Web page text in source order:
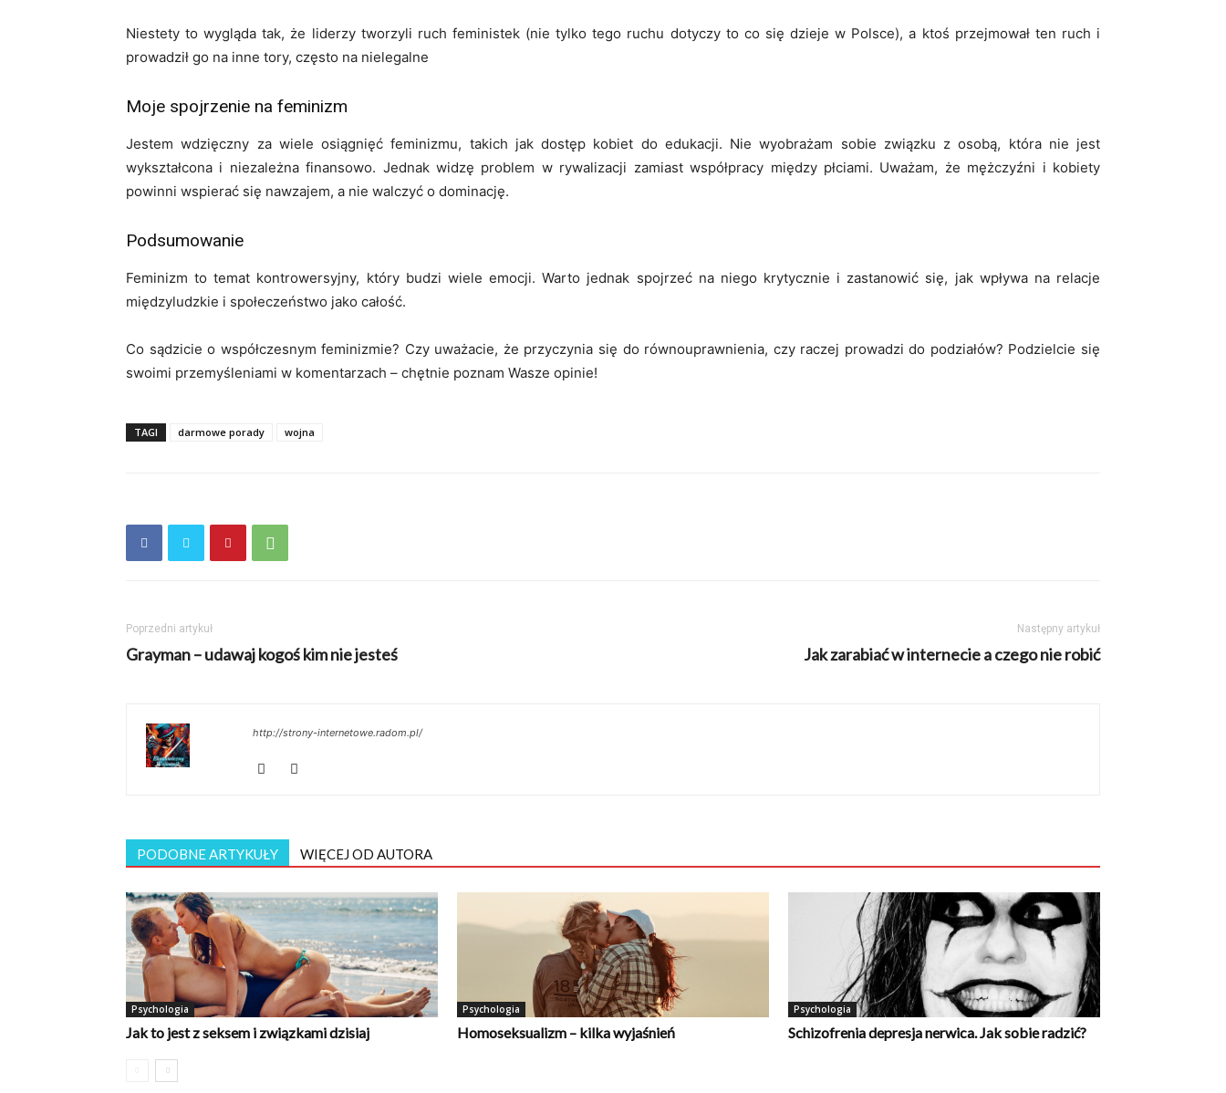
Niestety to wygląda tak, że liderzy tworzyli ruch feministek (nie tylko tego ruchu dotyczy to co się dzieje w Polsce), a ktoś przejmował ten ruch i
prowadził go na inne tory, często na nielegalne
Moje spojrzenie na feminizm
Jestem wdzięczny za wiele osiągnięć feminizmu, takich jak dostęp kobiet do edukacji. Nie wyobrażam sobie związku z osobą, która nie jest
wykształcona i niezależna finansowo. Jednak widzę problem w rywalizacji zamiast współpracy między płciami. Uważam, że mężczyźni i kobiety
powinni wspierać się nawzajem, a nie walczyć o dominację.
Podsumowanie
Feminizm to temat kontrowersyjny, który budzi wiele emocji. Warto jednak spojrzeć na niego krytycznie i zastanowić się, jak wpływa na relacje
międzyludzkie i społeczeństwo jako całość.
Co sądzicie o współczesnym feminizmie? Czy uważacie, że przyczynia się do równouprawnienia, czy raczej prowadzi do podziałów? Podzielcie się
swoimi przemyśleniami w komentarzach – chętnie poznam Wasze opinie!
TAGI darmowe porady wojna
Poprzedni artykuł
Grayman – udawaj kogoś kim nie jesteś
Następny artykuł
Jak zarabiać w internecie a czego nie robić
http://strony-internetowe.radom.pl/
PODOBNE ARTYKUŁY WIĘCEJ OD AUTORA
Psychologia
Jak to jest z seksem i związkami dzisiaj
Psychologia
Homoseksualizm – kilka wyjaśnień
Psychologia
Schizofrenia depresja nerwica. Jak sobie radzić?